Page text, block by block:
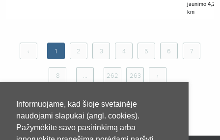
Informuojame, kad šioje svetainėje
naudojami slapukai (angl. cookies).
Pažymėkite savo pasirinkimą arba
jaunimo 4,2
km
‹ 1 2 3 4 5 6 7
8 ... 262 263 ›